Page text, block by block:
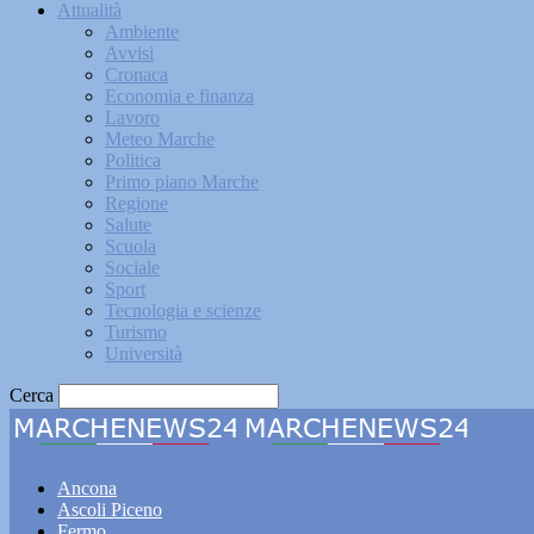
Attualità
Ambiente
Avvisi
Cronaca
Economia e finanza
Lavoro
Meteo Marche
Politica
Primo piano Marche
Regione
Salute
Scuola
Sociale
Sport
Tecnologia e scienze
Turismo
Università
Cerca
Ancona
Ascoli Piceno